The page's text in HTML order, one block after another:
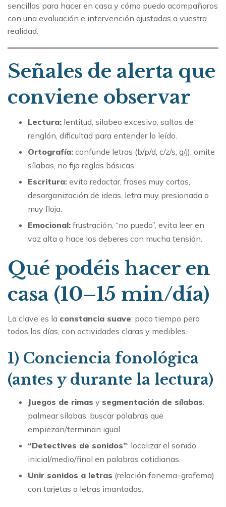
sencillas para hacer en casa y cómo puedo acompañaros
con una evaluación e intervención ajustadas a vuestra
realidad.
Señales de alerta que
conviene observar
Lectura: lentitud, silabeo excesivo, saltos de
renglón, dificultad para entender lo leído.
Ortografía: confunde letras (b/p/d, c/z/s, g/j), omite
sílabas, no fija reglas básicas.
Escritura: evita redactar, frases muy cortas,
desorganización de ideas, letra muy presionada o
muy floja.
Emocional: frustración, “no puedo”, evita leer en
voz alta o hace los deberes con mucha tensión.
Qué podéis hacer en
casa (10–15 min/día)
La clave es la constancia suave: poco tiempo pero
todos los días, con actividades claras y medibles.
1) Conciencia fonológica
(antes y durante la lectura)
Juegos de rimas y segmentación de sílabas:
palmear sílabas, buscar palabras que
empiezan/terminan igual.
“Detectives de sonidos”: localizar el sonido
inicial/medio/final en palabras cotidianas.
Unir sonidos a letras (relación fonema–grafema)
con tarjetas o letras imantadas.